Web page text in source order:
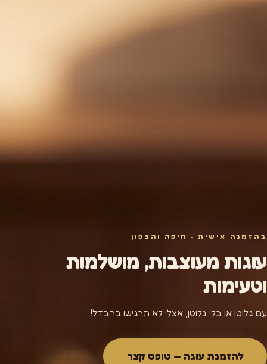
בהזמנה אישית · חיפה והצפון
עוגות מעוצבות, מושלמות
וטעימות
עם גלוטן או בלי גלוטן, אצלי לא תרגישו בהבדל!
להזמנת עוגה — טופס קצר